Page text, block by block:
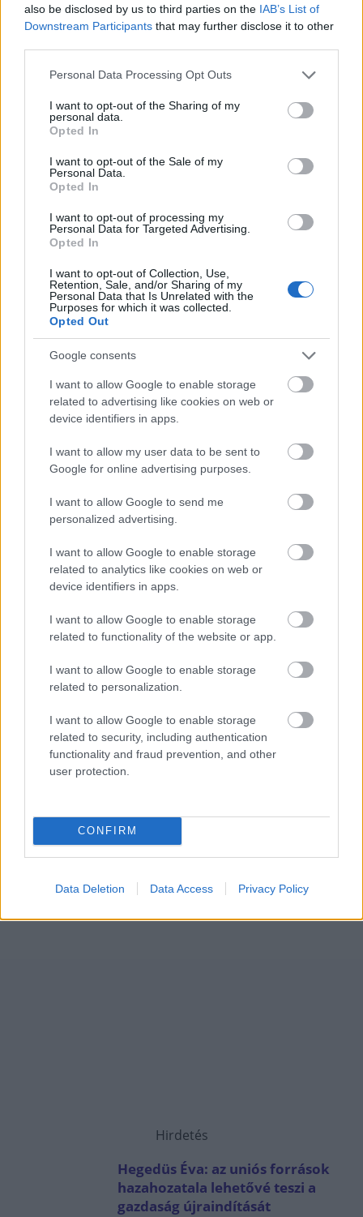
also be disclosed by us to third parties on the IAB’s List of
Downstream Participants that may further disclose it to other
Please note that this website/app uses one or more Google
not limited to your visit or usage behaviour. You may click to
grant or deny consent to Google and its third-party tags to
use your data for below specified purposes in below Google
consent section.
Personal Data Processing Opt Outs
I want to opt-out of the Sharing of my
personal data.
Opted In
I want to opt-out of the Sale of my
Personal Data.
Opted In
I want to opt-out of processing my
Personal Data for Targeted Advertising.
Opted In
I want to opt-out of Collection, Use,
Retention, Sale, and/or Sharing of my
Personal Data that Is Unrelated with the
Purposes for which it was collected.
Opted Out
Google consents
I want to allow Google to enable storage
related to advertising like cookies on web or
device identifiers in apps.
I want to allow my user data to be sent to
Google for online advertising purposes.
I want to allow Google to send me
personalized advertising.
I want to allow Google to enable storage
related to analytics like cookies on web or
device identifiers in apps.
I want to allow Google to enable storage
related to functionality of the website or app.
I want to allow Google to enable storage
related to personalization.
I want to allow Google to enable storage
related to security, including authentication
functionality and fraud prevention, and other
user protection.
CONFIRM
Data Deletion Data Access Privacy Policy
Heaven Street Seven: nézz vissza, és nézd
vissza!
LIFESTYLE 32 perce
Az éjszakai támadások mérlege az ukrán-
orosz határon: 3 civil halott, 13 sebesült
HÍREK egy órája
Hét egyszerű szokás, amivel energiát
takaríthatunk meg otthonunkban
HÍREK 2 órája
személyi hitelek kamatait
NÉPSZERŰ
Hirdetés
Hegedüs Éva: az uniós források
hazahozatala lehetővé teszi a
gazdaság újraindítását